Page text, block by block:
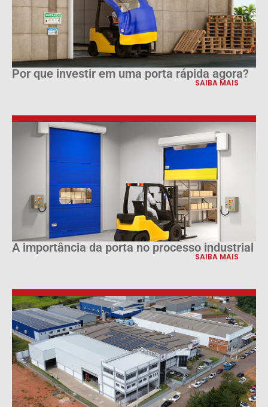
Por que investir em uma porta rápida agora?
SAIBA MAIS
A importância da porta no processo industrial
SAIBA MAIS